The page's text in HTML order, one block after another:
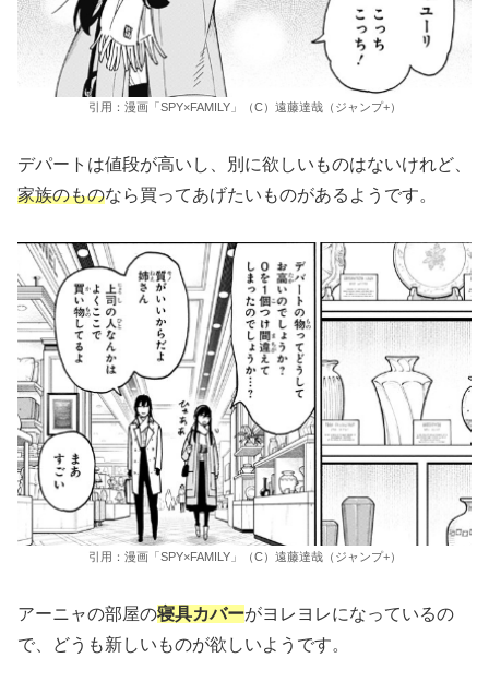
引用：漫画「SPY×FAMILY」（C）遠藤達哉（ジャンプ+）
デパートは値段が高いし、別に欲しいものはないけれど、
家族のものなら買ってあげたいものがあるようです。
引用：漫画「SPY×FAMILY」（C）遠藤達哉（ジャンプ+）
アーニャの部屋の寝具カバーがヨレヨレになっているの
で、どうも新しいものが欲しいようです。